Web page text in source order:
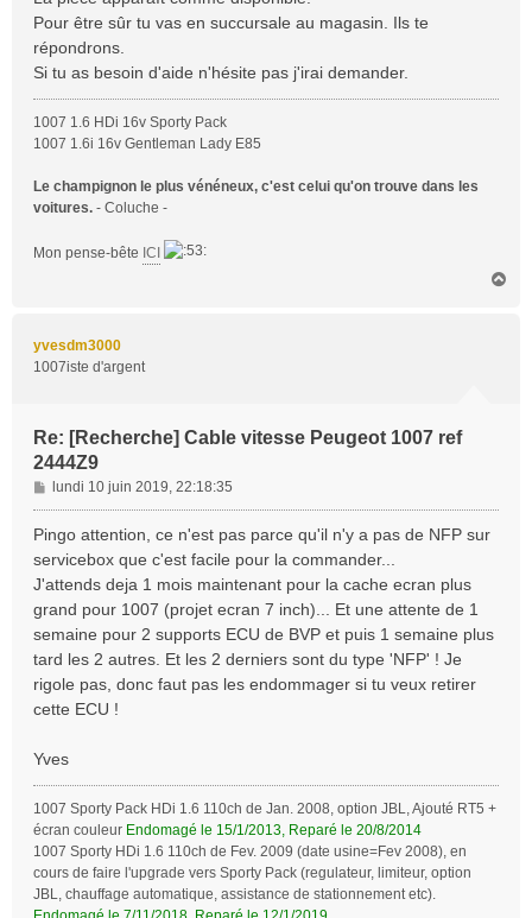
g
e
Pour être sûr tu vas en succursale au magasin. Ils te
répondrons.
Si tu as besoin d'aide n'hésite pas j'irai demander.
1007 1.6 HDi 16v Sporty Pack
1007 1.6i 16v Gentleman Lady E85
Le champignon le plus vénéneux, c'est celui qu'on trouve dans les
voitures. - Coluche -
Mon pense-bête ICI
yvesdm3000
1007iste d'argent
Re: [Recherche] Cable vitesse Peugeot 1007 ref
2444Z9
M
e
s
g
e
lundi 10 juin 2019, 22:18:35
Pingo attention, ce n'est pas parce qu'il n'y a pas de NFP sur
servicebox que c'est facile pour la commander...
J'attends deja 1 mois maintenant pour la cache ecran plus
grand pour 1007 (projet ecran 7 inch)... Et une attente de 1
semaine pour 2 supports ECU de BVP et puis 1 semaine plus
tard les 2 autres. Et les 2 derniers sont du type 'NFP' ! Je
rigole pas, donc faut pas les endommager si tu veux retirer
cette ECU !
Yves
1007 Sporty Pack HDi 1.6 110ch de Jan. 2008, option JBL, Ajouté RT5 +
écran couleur Endomagé le 15/1/2013, Reparé le 20/8/2014
1007 Sporty HDi 1.6 110ch de Fev. 2009 (date usine=Fev 2008), en
cours de faire l'upgrade vers Sporty Pack (regulateur, limiteur, option
JBL, chauffage automatique, assistance de stationnement etc).